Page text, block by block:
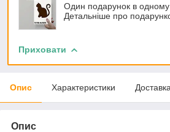
Один подарунок в одному
Детальніше про
Приховати
Опис Характеристики Доставка
Опис